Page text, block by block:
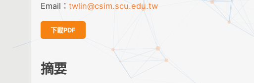
Email： twlin@csim.scu.edu.tw
下載PDF
摘要